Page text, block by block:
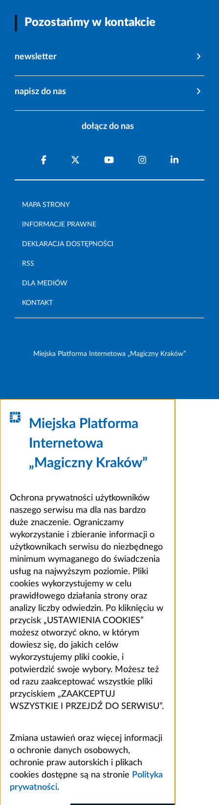
Pozostańmy w kontakcie
newsletter
napisz do nas
dołącz do nas
MAPA STRONY
INFORMACJE PRAWNE
DEKLARACJA DOSTĘPNOŚCI
RSS
DLA MEDIÓW
KONTAKT
Miejska Platforma Internetowa „Magiczny Kraków”
Miejska Platforma
Internetowa
„Magiczny Kraków”
Ochrona prywatności użytkowników
naszego serwisu ma dla nas bardzo
duże znaczenie. Ograniczamy
wykorzystanie i zbieranie informacji o
użytkownikach serwisu do niezbędnego
minimum wymaganego do świadczenia
usług na najwyższym poziomie. Pliki
cookies wykorzystujemy w celu
prawidłowego działania strony oraz
analizy liczby odwiedzin. Po kliknięciu w
przycisk „USTAWIENIA COOKIES”
możesz otworzyć okno, w którym
dowiesz się, do jakich celów
wykorzystujemy pliki cookie, i
potwierdzić swoje wybory. Możesz też
od razu zaakceptować wszystkie pliki
przyciskiem „ZAAKCEPTUJ
WSZYSTKIE I PRZEJDŹ DO SERWISU”.
Zmiana ustawień oraz więcej informacji
o ochronie danych osobowych,
ochronie praw autorskich i plikach
cookies dostępne są na stronie Polityka
prywatności.